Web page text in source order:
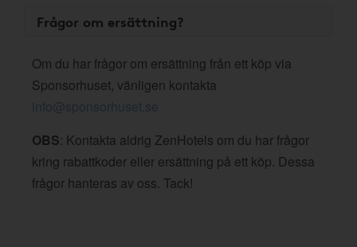
Frågor om ersättning?
Om du har frågor om ersättning från ett köp via
Sponsorhuset, vänligen kontakta
info@sponsorhuset.se
OBS: Kontakta aldrig ZenHotels om du har frågor
kring rabattkoder eller ersättning på ett köp. Dessa
frågor hanteras av oss. Tack!